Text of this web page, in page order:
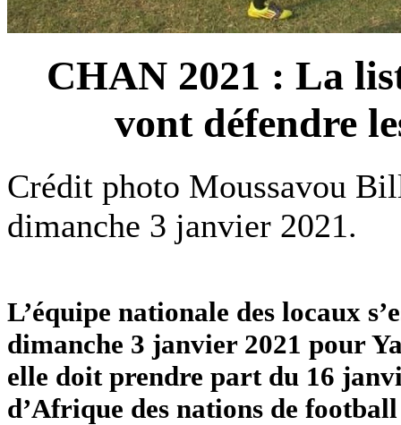
CHAN 2021 : La
vont défendre
Crédit photo Moussavou
dimanche 3 janvier 2021.
L’équipe nationale des locaux
dimanche 3 janvier 2021 pour
elle doit prendre part du 16
d’Afrique des nations de